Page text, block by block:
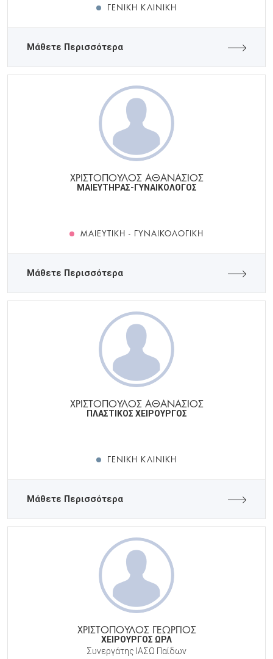
ΓΕΝΙΚΉ ΚΛΙΝΙΚΉ
Μάθετε Περισσότερα
ΧΡΙΣΤΟΠΟΥΛΟΣ ΑΘΑΝΑΣΙΟΣ
ΜΑΙΕΥΤΗΡΑΣ-ΓΥΝΑΙΚΟΛΟΓΟΣ
ΜΑΙΕΥΤΙΚΉ - ΓΥΝΑΙΚΟΛΟΓΙΚΉ
Μάθετε Περισσότερα
ΧΡΙΣΤΟΠΟΥΛΟΣ ΑΘΑΝΑΣΙΟΣ
ΠΛΑΣΤΙΚΟΣ ΧΕΙΡΟΥΡΓΟΣ
ΓΕΝΙΚΉ ΚΛΙΝΙΚΉ
Μάθετε Περισσότερα
ΧΡΙΣΤΟΠΟΥΛΟΣ ΓΕΩΡΓΙΟΣ
ΧΕΙΡΟΥΡΓΟΣ ΩΡΛ
Συνεργάτης ΙΑΣΩ Παίδων